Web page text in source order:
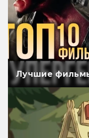
Лучшие